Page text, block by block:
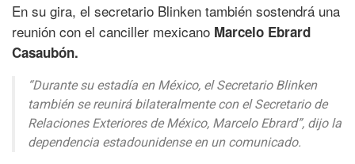
En su gira, el secretario Blinken también sostendrá una
reunión con el canciller mexicano Marcelo Ebrard
Casaubón.
“Durante su estadía en México, el Secretario Blinken
también se reunirá bilateralmente con el Secretario de
Relaciones Exteriores de México, Marcelo Ebrard”, dijo la
dependencia estadounidense en un comunicado.